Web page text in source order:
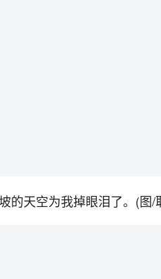
的天空为我掉眼泪了。(图